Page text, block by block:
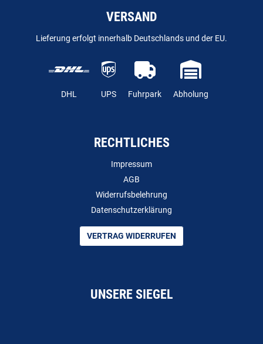
VERSAND
Lieferung erfolgt innerhalb Deutschlands und der EU.
DHL UPS Fuhrpark Abholung
RECHTLICHES
Impressum
AGB
Widerrufsbelehrung
Datenschutzerklärung
VERTRAG WIDERRUFEN
UNSERE SIEGEL